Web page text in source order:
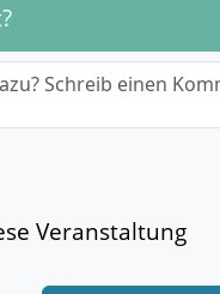
Schreib einen
Veranstaltung